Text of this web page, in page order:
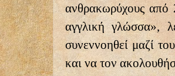
ανθρακωρύχους από
αγγλική γλώσσα»,
συνεννοηθεί μαζί
και να τον